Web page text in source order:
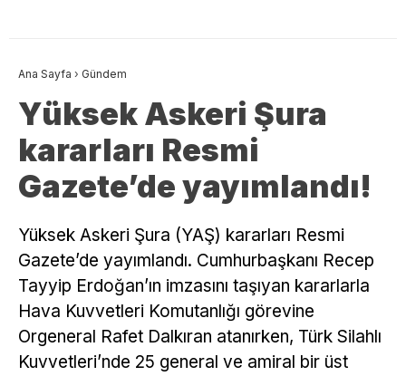
Ana Sayfa › Gündem
Yüksek Askeri Şura
kararları Resmi
Gazete’de yayımlandı!
Yüksek Askeri Şura (YAŞ) kararları Resmi
Gazete’de yayımlandı. Cumhurbaşkanı Recep
Tayyip Erdoğan’ın imzasını taşıyan kararlarla
Hava Kuvvetleri Komutanlığı görevine
Orgeneral Rafet Dalkıran atanırken, Türk Silahlı
Kuvvetleri’nde 25 general ve amiral bir üst